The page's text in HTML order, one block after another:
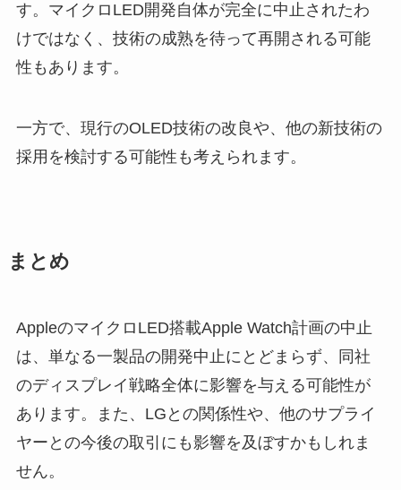
す。マイクロLED開発自体が完全に中止されたわ
けではなく、技術の成熟を待って再開される可能
性もあります。
一方で、現行のOLED技術の改良や、他の新技術の
採用を検討する可能性も考えられます。
まとめ
AppleのマイクロLED搭載Apple Watch計画の中止
は、単なる一製品の開発中止にとどまらず、同社
のディスプレイ戦略全体に影響を与える可能性が
あります。また、LGとの関係性や、他のサプライ
ヤーとの今後の取引にも影響を及ぼすかもしれま
せん。